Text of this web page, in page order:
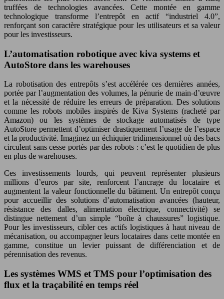
truffées de technologies avancées. Cette montée en gamme
technologique transforme l’entrepôt en actif “industriel 4.0”,
renforçant son caractère stratégique pour les utilisateurs et sa valeur
pour les investisseurs.
L’automatisation robotique avec kiva systems et
AutoStore dans les warehouses
La robotisation des entrepôts s’est accélérée ces dernières années,
portée par l’augmentation des volumes, la pénurie de main-d’œuvre
et la nécessité de réduire les erreurs de préparation. Des solutions
comme les robots mobiles inspirés de Kiva Systems (racheté par
Amazon) ou les systèmes de stockage automatisés de type
AutoStore permettent d’optimiser drastiquement l’usage de l’espace
et la productivité. Imaginez un échiquier tridimensionnel où des bacs
circulent sans cesse portés par des robots : c’est le quotidien de plus
en plus de warehouses.
Ces investissements lourds, qui peuvent représenter plusieurs
millions d’euros par site, renforcent l’ancrage du locataire et
augmentent la valeur fonctionnelle du bâtiment. Un entrepôt conçu
pour accueillir des solutions d’automatisation avancées (hauteur,
résistance des dalles, alimentation électrique, connectivité) se
distingue nettement d’un simple “boîte à chaussures” logistique.
Pour les investisseurs, cibler ces actifs logistiques à haut niveau de
mécanisation, ou accompagner leurs locataires dans cette montée en
gamme, constitue un levier puissant de différenciation et de
pérennisation des revenus.
Les systèmes WMS et TMS pour l’optimisation des
flux et la traçabilité en temps réel